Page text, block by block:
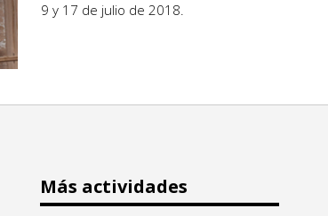
9 y 17 de julio de 2018.
Más actividades